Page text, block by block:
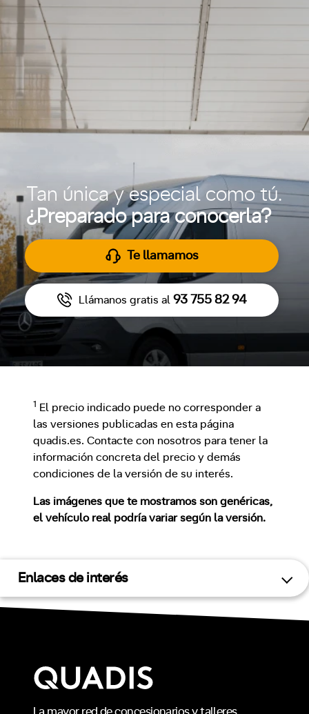
Tan única y especial como tú.
¿Preparado para conocerla?
Te llamamos
Llámanos gratis al 93 755 82 94
1
El precio indicado puede no corresponder a
las versiones publicadas en esta página
quadis.es. Contacte con nosotros para tener la
información concreta del precio y demás
condiciones de la versión de su interés.
Las imágenes que te mostramos son genéricas,
el vehículo real podría variar según la versión.
Enlaces de interés
La mayor red de concesionarios y talleres